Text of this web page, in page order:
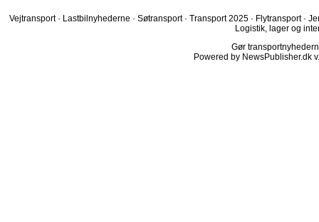
Vejtransport · Lastbilnyhederne · Søtransport · Transport 2025 · Flytransport ·
Logistik, lager og
Gør
Powered by NewsPublisher.dk